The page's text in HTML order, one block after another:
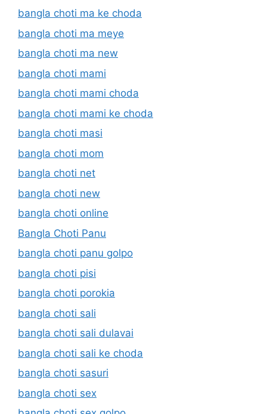
bangla choti ma ke choda
bangla choti ma meye
bangla choti ma new
bangla choti mami
bangla choti mami choda
bangla choti mami ke choda
bangla choti masi
bangla choti mom
bangla choti net
bangla choti new
bangla choti online
Bangla Choti Panu
bangla choti panu golpo
bangla choti pisi
bangla choti porokia
bangla choti sali
bangla choti sali dulavai
bangla choti sali ke choda
bangla choti sasuri
bangla choti sex